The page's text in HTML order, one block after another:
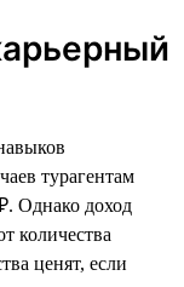
турагентам
Однако доход
количества
ценят, если